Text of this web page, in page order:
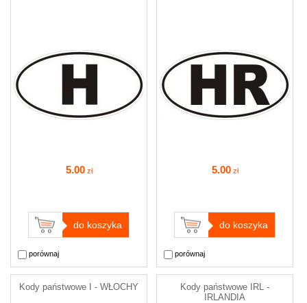
5.00 zł
do koszyka
porównaj
5.00 zł
do koszyka
porównaj
Kody państwowe I - WŁOCHY
Kody państwowe IRL -
IRLANDIA